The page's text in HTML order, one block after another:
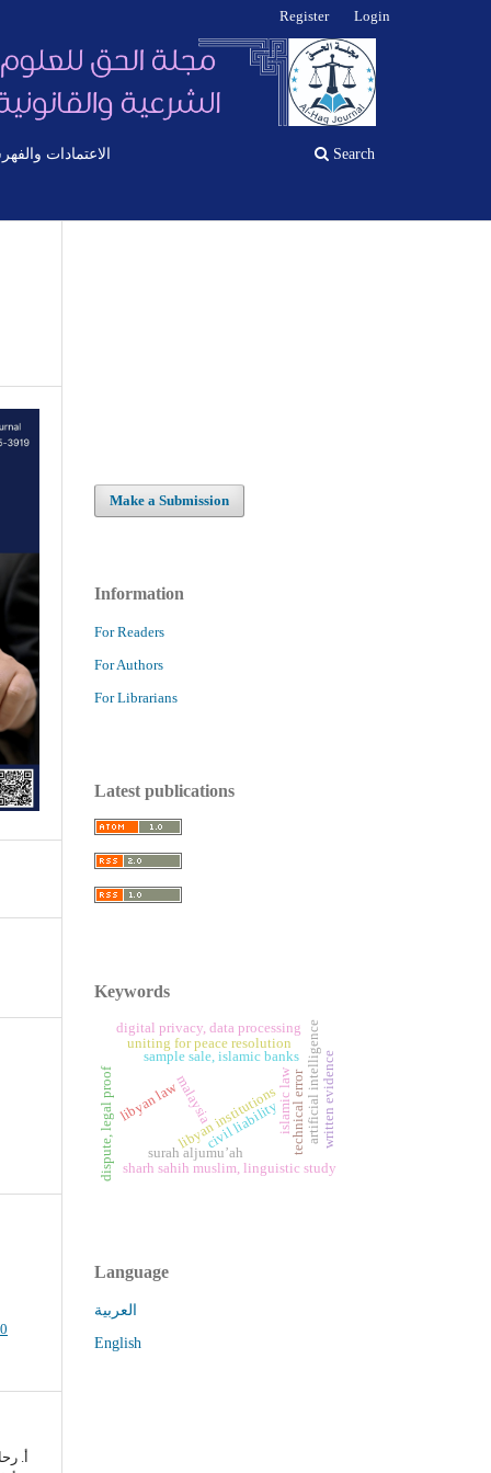
الاعتمادات Search
Register Login
Make a Submission
Information
For Readers
For Authors
For Librarians
Latest publications
Keywords
sample sale, islamic banks
malaysia
libyan institutionsislamic law artificial intelligence
civil liability
libyan law
dispute, legal proof
digital privacy, data processing
uniting for peace resolution
sharh sahih muslim, linguistic study
written evidence
surah aljumu’ah technical error
Language
العربية
English